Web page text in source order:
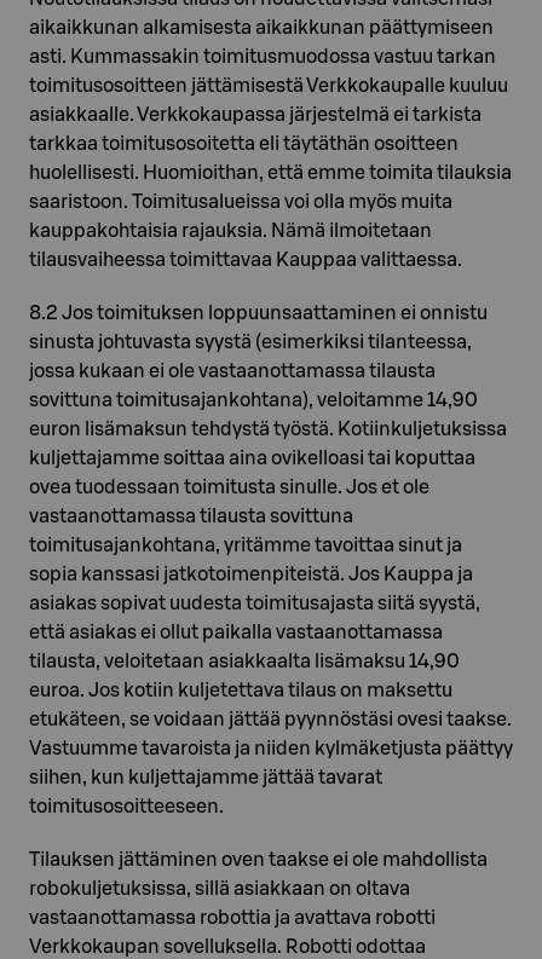
aikaikkunan alkamisesta aikaikkunan päättymiseen
asti. Kummassakin toimitusmuodossa vastuu tarkan
toimitusosoitteen jättämisestä Verkkokaupalle kuuluu
asiakkaalle. Verkkokaupassa järjestelmä ei tarkista
tarkkaa toimitusosoitetta eli täytäthän osoitteen
huolellisesti. Huomioithan, että emme toimita tilauksia
saaristoon. Toimitusalueissa voi olla myös muita
kauppakohtaisia rajauksia. Nämä ilmoitetaan
tilausvaiheessa toimittavaa Kauppaa valittaessa.
8.2 Jos toimituksen loppuunsaattaminen ei onnistu
sinusta johtuvasta syystä (esimerkiksi tilanteessa,
jossa kukaan ei ole vastaanottamassa tilausta
sovittuna toimitusajankohtana), veloitamme 14,90
euron lisämaksun tehdystä työstä. Kotiinkuljetuksissa
kuljettajamme soittaa aina ovikelloasi tai koputtaa
ovea tuodessaan toimitusta sinulle. Jos et ole
vastaanottamassa tilausta sovittuna
toimitusajankohtana, yritämme tavoittaa sinut ja
sopia kanssasi jatkotoimenpiteistä. Jos Kauppa ja
asiakas sopivat uudesta toimitusajasta siitä syystä,
että asiakas ei ollut paikalla vastaanottamassa
tilausta, veloitetaan asiakkaalta lisämaksu 14,90
euroa. Jos kotiin kuljetettava tilaus on maksettu
etukäteen, se voidaan jättää pyynnöstäsi ovesi taakse.
Vastuumme tavaroista ja niiden kylmäketjusta päättyy
siihen, kun kuljettajamme jättää tavarat
toimitusosoitteeseen.
Tilauksen jättäminen oven taakse ei ole mahdollista
robokuljetuksissa, sillä asiakkaan on oltava
vastaanottamassa robottia ja avattava robotti
Verkkokaupan sovelluksella. Robotti odottaa